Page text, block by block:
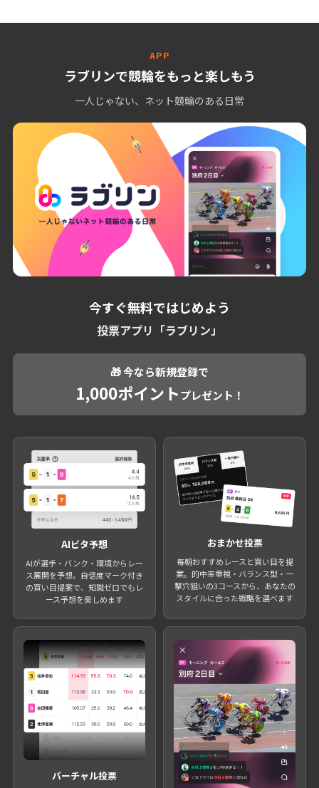
APP
ラブリンで競輪をもっと楽しもう
一人じゃない、ネット競輪のある日常
今すぐ無料ではじめよう
投票アプリ「ラブリン」
🎁 今なら新規登録で
1,000ポイントプレゼント！
AIビタ予想
AIが選手・バンク・環境からレー
ス展開を予想。自信度マーク付き
の買い目提案で、知識ゼロでもレ
ース予想を楽しめます
おまかせ投票
毎朝おすすめレースと買い目を提
案。的中率重視・バランス型・一
撃穴狙いの3コースから、あなたの
スタイルに合った戦略を選べます
バーチャル投票